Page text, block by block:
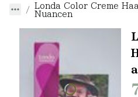
Londa Color Creme
Nuancen